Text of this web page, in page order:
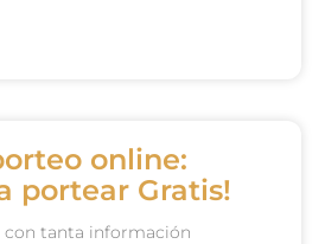
online:
portear Gratis!
con tanta información